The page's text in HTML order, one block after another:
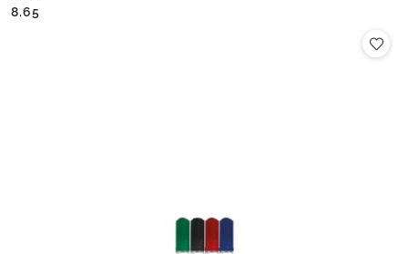
Cena:
Cena:
8.65